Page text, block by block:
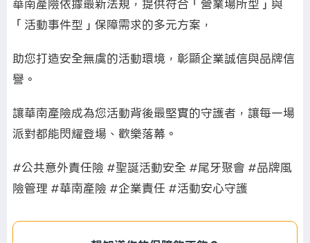
華南產險依據最新法規，提供符合「營業場所型」與
「活動事件型」保障需求的多元方案，
助您打造安全無虞的活動環境，彰顯企業誠信與品牌信
譽。
讓華南產險成為您活動背後最堅實的守護者，讓每一場
派對都能閃耀登場、歡樂落幕。
#公共意外責任險 #聖誕活動安全 #尾牙聚會 #品牌風
險管理 #華南產險 #企業責任 #活動安心守護